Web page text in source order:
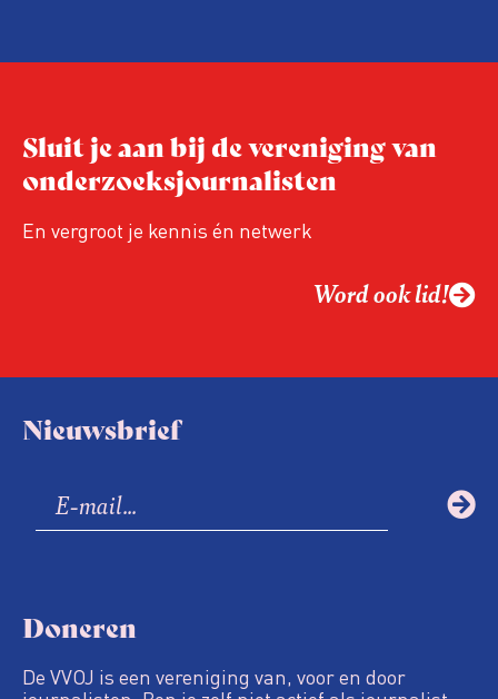
ongedocumenteerde werknemer
Vreemdelingenpolitie.
Sluit je aan bij de vereniging van
onderzoeksjournalisten
En vergroot je kennis én netwerk
Word ook lid!
Nieuwsbrief
Doneren
De VVOJ is een vereniging van, voor en door